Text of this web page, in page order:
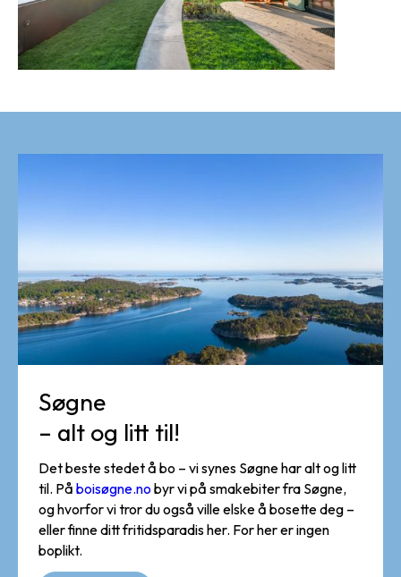
Søgne
– alt og litt til!
Det beste stedet å bo – vi synes Søgne har alt og litt
til. Påboisøgne.no byr vi på smakebiter fra Søgne,
og hvorfor vi tror du også ville elske å bosette deg –
eller finne ditt fritidsparadis her. For her er ingen
boplikt.